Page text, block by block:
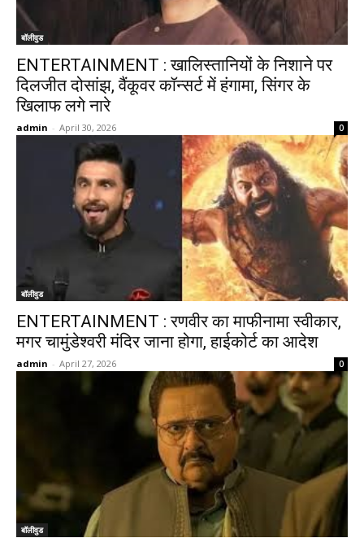
बॉलीवुड
ENTERTAINMENT : खालिस्तानियों के निशाने पर
दिलजीत दोसांझ, वैंकूवर कॉन्सर्ट में हंगामा, सिंगर के
खिलाफ लगे नारे
admin - April 30, 2026 0
बॉलीवुड
ENTERTAINMENT : रणवीर का माफीनामा स्वीकार,
मगर चामुंडेश्वरी मंदिर जाना होगा, हाईकोर्ट का आदेश
admin - April 27, 2026 0
बॉलीवुड